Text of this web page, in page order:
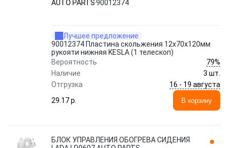
AUTO PARTS90012374
Лучшее предложение
90012374 Пластина скольжения 12х70x120мм
рукояти нижняя KESLA (1 телескоп)
Вероятность
79%
Наличие
3 шт.
Отгрузка
16 - 19 августа
29.17 p.
В корзину
БЛОК УПРАВЛЕНИЯ ОБОГРЕВА СИДЕНИЯ